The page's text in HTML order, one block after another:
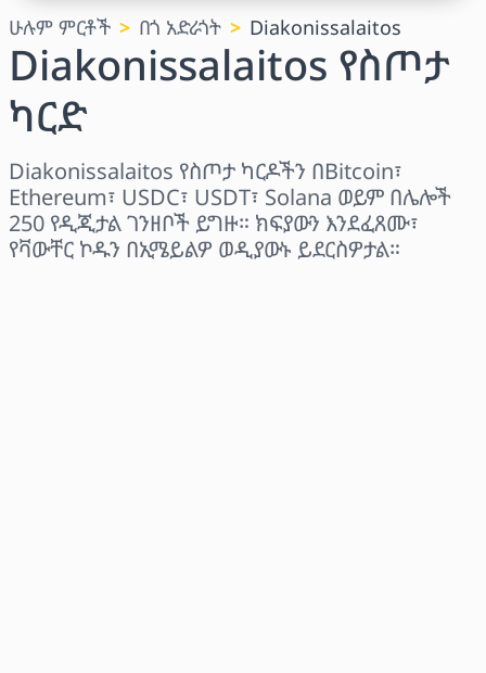
ሁሉም ምርቶች በጎ አድራጎት Diakonissalaitos
Diakonissalaitos የስጦታ
ካርድ
Diakonissalaitos የስጦታ ካርዶችን በBitcoin፣
Ethereum፣ USDC፣ USDT፣ Solana ወይም በሌሎች
250 የዲጂታል ገንዘቦች ይግዙ። ክፍያውን እንደፈጸሙ፣
የቫውቸር ኮዱን በኢሜይልዎ ወዲያውኑ ይደርስዎታል።